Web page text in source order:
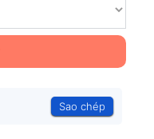
Sao chép